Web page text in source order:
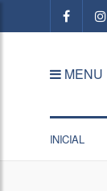
MENU
INICIAL